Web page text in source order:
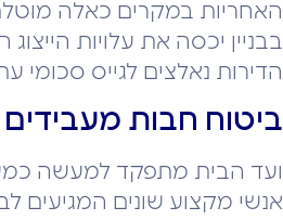
האחריות במקרים כאלה
בבניין יכסה את עלויות
הדירות נאלצים לגייס סכומי
ביטוח חבות מעבידים
ועד הבית מתפקד למעשה
אנשי מקצוע שונים המגיעים